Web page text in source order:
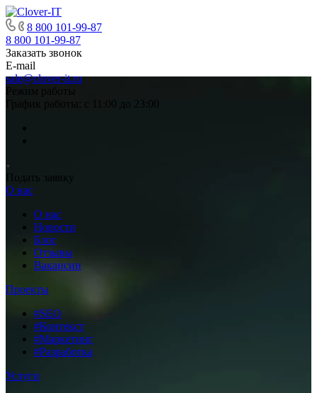
8 800 101-99-87
8 800 101-99-87
Заказать звонок
E-mail
sale@clover-it.ru
Подать заявку
О нас
О нас
Новости
Блог
Отзывы
Вакансии
Проекты
#SEO
#Контекст
#Маркетинг
#Разработка
Услуги